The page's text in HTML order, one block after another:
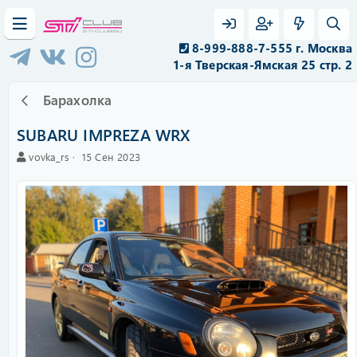
8-999-888-7-555 г. Москва
1-я Тверская-Ямская 25 стр. 2
Барахолка
SUBARU IMPREZA WRX
А
т
о
р
vovka_rs
C
e
a
t
i
o
n
d
a
t
e
15 Сен 2023